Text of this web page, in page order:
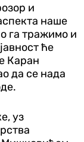
и
наше
га тражимо и
ће
Каран
да се нада
уз